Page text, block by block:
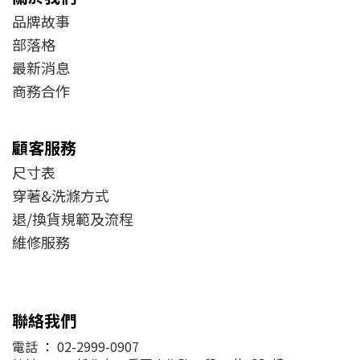
品牌故事
部落格
最新消息
商務合作
顧客服務
尺寸表
穿著&洗滌方式
退/換貨規範及流程
維修服務
聯絡我們
電話 ： 02-2999-0907